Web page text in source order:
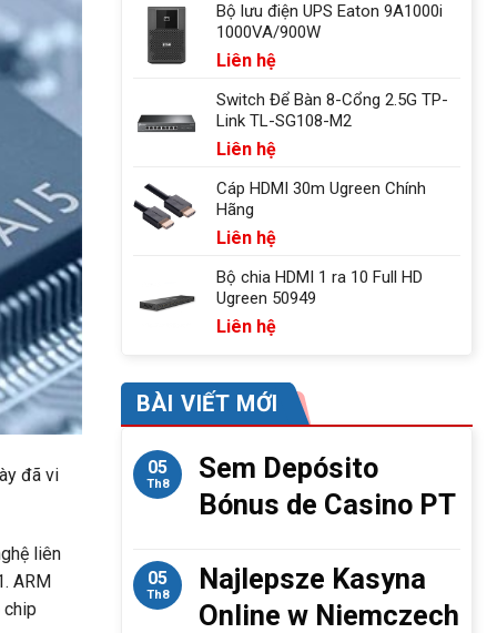
đã vi
liên
ARM
Bộ lưu điện UPS Eaton 9A1000i
1000VA/900W
Liên hệ
Switch Để Bàn 8-Cổng 2.5G TP-
Link TL-SG108-M2
Liên hệ
Cáp HDMI 30m Ugreen Chính
Hãng
Liên hệ
Bộ chia HDMI 1 ra 10 Full HD
Ugreen 50949
Liên hệ
BÀI VIẾT MỚI
05
Th8
Sem Depósito
Bónus de Casino PT
05
Th8
Najlepsze Kasyna
Online w Niemczech